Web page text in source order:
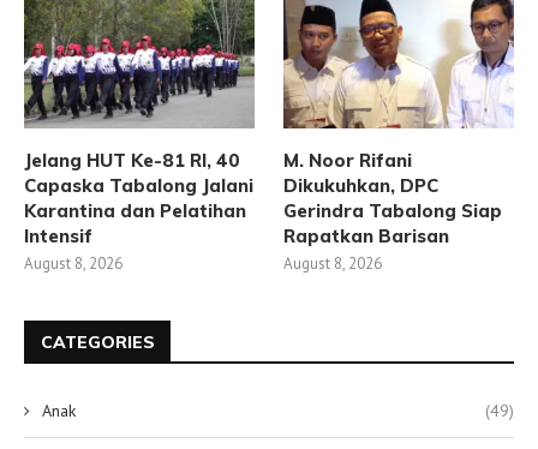
Jelang HUT Ke-81 RI, 40
Capaska Tabalong Jalani
Karantina dan Pelatihan
Intensif
August 8, 2026
M. Noor Rifani
Dikukuhkan, DPC
Gerindra Tabalong Siap
Rapatkan Barisan
August 8, 2026
CATEGORIES
Anak (49)